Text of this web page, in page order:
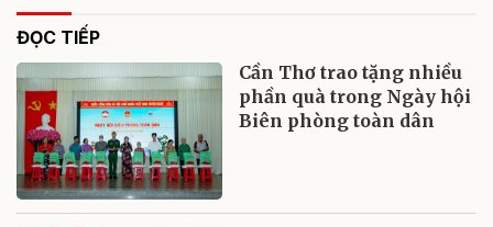
ĐỌC TIẾP
Cần Thơ trao tặng nhiều
phần quà trong Ngày hội
Biên phòng toàn dân